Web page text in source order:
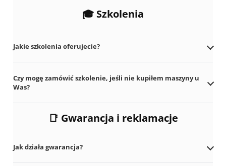
🎓 Szkolenia
Jakie szkolenia oferujecie?
Czy mogę zamówić szkolenie, jeśli nie kupiłem maszyny u
Was?
📑 Gwarancja i reklamacje
Jak działa gwarancja?